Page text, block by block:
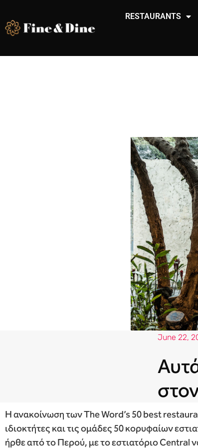
RESTAURANTS
June 22,
Η ανακοίνωση των The Word’s 50 best
ιδιοκτήτες και τις ομάδες 50 κορυφαίων
ήρθε από το Περού, με το εστιατόριο Central